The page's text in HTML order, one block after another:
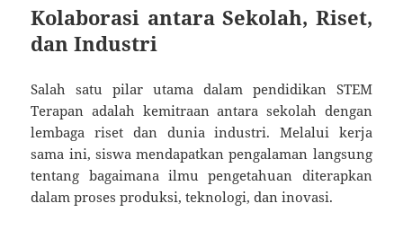
Kolaborasi antara Sekolah, Riset,
dan Industri
Salah satu pilar utama dalam pendidikan STEM
Terapan adalah kemitraan antara sekolah dengan
lembaga riset dan dunia industri. Melalui kerja
sama ini, siswa mendapatkan pengalaman langsung
tentang bagaimana ilmu pengetahuan diterapkan
dalam proses produksi, teknologi, dan inovasi.